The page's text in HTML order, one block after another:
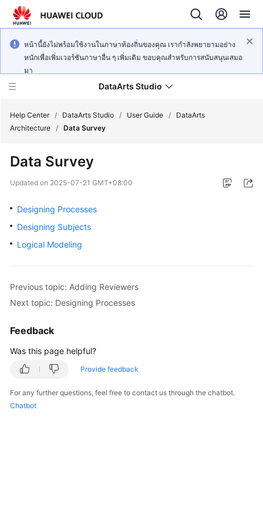
หน้านี้ยังไม่พร้อมใช้งานในภาษาท้องถิ่นของคุณ เรากำลังพยายามอย่าง
หนักเพื่อเพิ่มเวอร์ชันภาษาอื่น ๆ เพิ่มเติม ขอบคุณสำหรับการสนับสนุนเสมอ
มา
DataArts Studio
New
Overview
Data
Governance
Getting
Started
User
Guide
Best
SDK
Help Center / DataArts Studio / User Guide /
DataArts
Architecture / Data Survey
Data Survey
Updated on 2025-07-21 GMT+08:00
Designing Processes
Designing Subjects
Logical Modeling
Previous topic: Adding Reviewers
Next topic: Designing Processes
Feedback
Was this page helpful?
Provide feedback
For any further questions, feel free to contact us through the chatbot.
Chatbot